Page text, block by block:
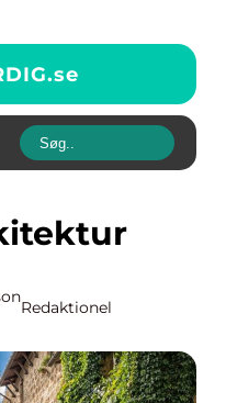
se
Redaktionel